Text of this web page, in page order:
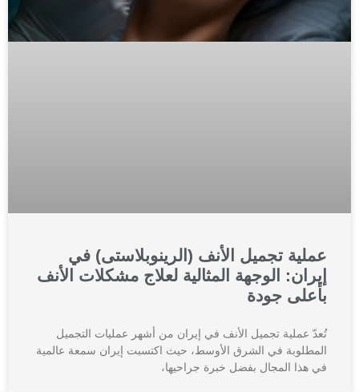
عملية تجميل الأنف (الرينوبلاستی) في
إيران: الوجهة المثالية لعلاج مشكلات الأنف
بأعلى جودة
تُعدّ عملية تجميل الأنف في إيران من أشهر عمليات التجميل
المطلوبة في الشرق الأوسط، حيث اكتسبت إيران سمعة عالمية
في هذا المجال بفضل خبرة جراحيها،